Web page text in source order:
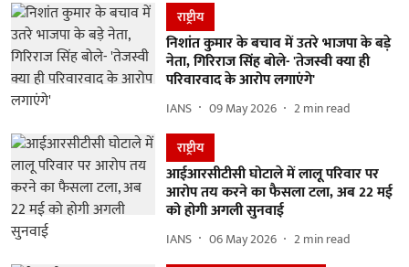
राष्ट्रीय
निशांत कुमार के बचाव में उतरे भाजपा के बड़े
नेता, गिरिराज सिंह बोले- 'तेजस्वी क्या ही
परिवारवाद के आरोप लगाएंगे'
IANS 09 May 2026 2min read
राष्ट्रीय
आईआरसीटीसी घोटाले में लालू परिवार पर
आरोप तय करने का फैसला टला, अब 22 मई
को होगी अगली सुनवाई
IANS 06 May 2026 2min read